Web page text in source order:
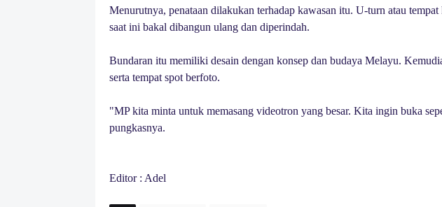
Menurutnya, penataan dilakukan terhadap kawasan itu. U-turn atau tempat
saat ini bakal dibangun ulang dan diperindah.
Bundaran itu memiliki desain dengan konsep dan budaya Melayu.
serta tempat spot berfoto.
"MP kita minta untuk memasang videotron yang besar. Kita ingin buka
pungkasnya.
Editor : Adel